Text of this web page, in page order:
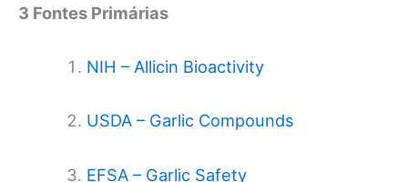
3 Fontes Primárias
NIH – Allicin Bioactivity
USDA – Garlic Compounds
EFSA – Garlic Safety